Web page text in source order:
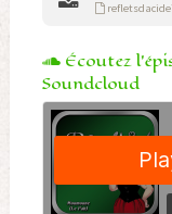
Écoutez
Soundcloud